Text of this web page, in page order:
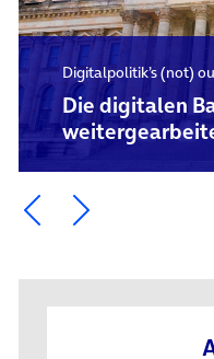
Digitalpolitik’s (not)
Die digitalen
Ein Element zurück
Ein Element